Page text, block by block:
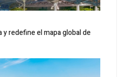
y redefine el mapa global de